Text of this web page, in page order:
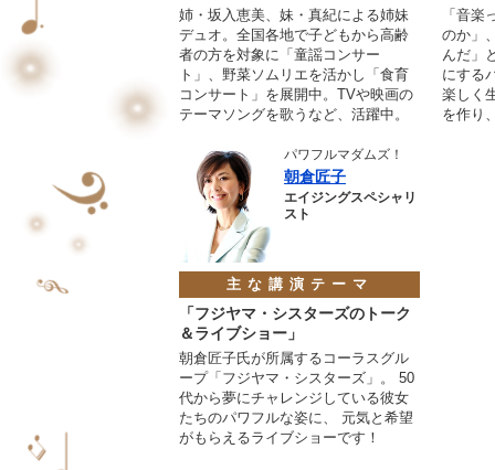
姉・坂入恵美、妹・真紀による姉妹
デュオ。全国各地で子どもから高齢
者の方を対象に「童謡コンサー
ト」、野菜ソムリエを活かし「食育
コンサート」を展開中。TVや映画の
テーマソングを歌うなど、活躍中。
「音楽
のか」
んだ」
にする
楽しく
を作り
パワフルマダムズ！
朝倉匠子
エイジングスペシャリ
スト
主な講演テーマ
「フジヤマ・シスターズのトーク
＆ライブショー」
朝倉匠子氏が所属するコーラスグル
ープ「フジヤマ・シスターズ」。 50
代から夢にチャレンジしている彼女
たちのパワフルな姿に、 元気と希望
がもらえるライブショーです！